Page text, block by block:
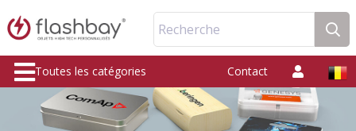
Recherche
Toutes les catégories Contact